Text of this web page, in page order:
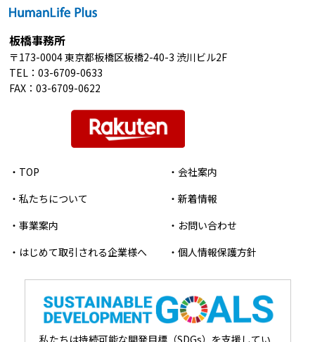
板橋事務所
〒173-0004 東京都板橋区板橋2-40-3 渋川ビル2F
TEL：03-6709-0633
FAX：03-6709-0622
・TOP
・私たちについて
・事業案内
・はじめて取引される企業様へ
・会社案内
・新着情報
・お問い合わせ
・個人情報保護方針